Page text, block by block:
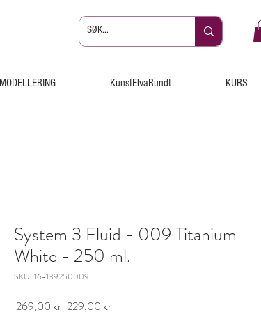
MODELLERING KunstElvaRundt KURS
System 3 Fluid - 009 Titanium
White - 250 ml.
SKU: 16-139250009
269,00 kr Vanlig
229,00 krSalgspris